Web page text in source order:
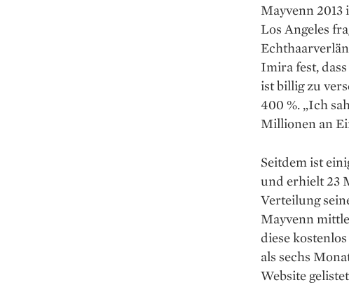
Mayvenn 2013
Los Angeles
Imira fest,
ist billig zu
400 %. „Ich
Millionen an
Seitdem ist
und erhielt 23
Verteilung
Mayvenn
diese
als sechs
Website